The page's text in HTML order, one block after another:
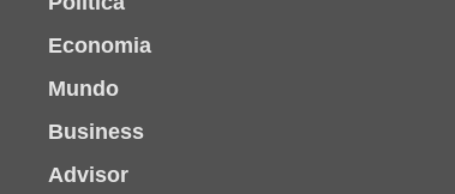
Economia
Mundo
Business
Advisor